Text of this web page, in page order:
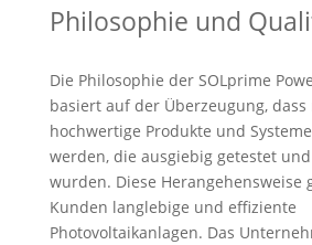
Philosophie und
Die Philosophie der SOLprime
basiert auf der Überzeugung,
hochwertige Produkte und
werden, die ausgiebig getestet
wurden. Diese Herangehensweise
Kunden langlebige und effiziente
Photovoltaikanlagen. Das